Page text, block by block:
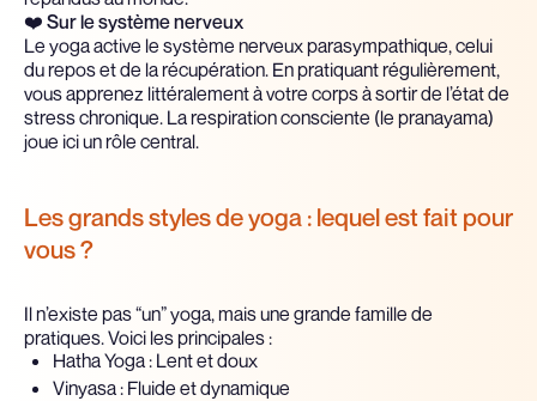
❤️ Sur le système nerveux
Le yoga active le système nerveux parasympathique, celui
du repos et de la récupération. En pratiquant régulièrement,
vous apprenez littéralement à votre corps à sortir de l’état de
stress chronique. La respiration consciente (le pranayama)
joue ici un rôle central.
Les grands styles de yoga : lequel est fait pour
vous ?
Il n’existe pas “un” yoga, mais une grande famille de
pratiques. Voici les principales :
Hatha Yoga : Lent et doux
Vinyasa : Fluide et dynamique